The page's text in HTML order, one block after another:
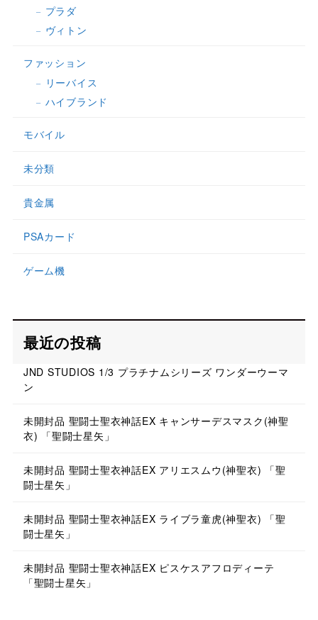
プラダ
ヴィトン
ファッション
リーバイス
ハイブランド
モバイル
未分類
貴金属
PSAカード
ゲーム機
最近の投稿
JND STUDIOS 1/3 プラチナムシリーズ ワンダーウーマ
ン
未開封品 聖闘士聖衣神話EX キャンサーデスマスク(神聖
衣) 「聖闘士星矢」
未開封品 聖闘士聖衣神話EX アリエスムウ(神聖衣) 「聖
闘士星矢」
未開封品 聖闘士聖衣神話EX ライブラ童虎(神聖衣) 「聖
闘士星矢」
未開封品 聖闘士聖衣神話EX ピスケスアフロディーテ
「聖闘士星矢」